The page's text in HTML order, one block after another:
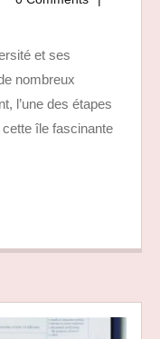
nombreux
l’une des étapes
île fascinante